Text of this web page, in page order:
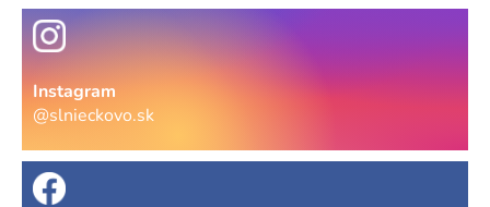
Instagram
@slnieckovo.sk